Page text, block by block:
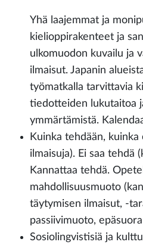
Yhä laajemmat ja
kielioppirakenteet ja
ulkomuodon kuvailu ja
ilmaisut. Japanin
työmatkalla tarvittavia
tiedotteiden lukutaitoa
ymmärtämistä.
Kuinka tehdään,
ilmaisuja). Ei saa tehdä
Kannattaa tehdä.
mahdollisuusmuoto
täytymisen ilmaisut, -
passiivimuoto,
Sosiolingvistisiä ja